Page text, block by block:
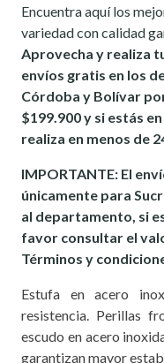
Encuentra aquí los
variedad con calidad
Aprovecha y realiza
envíos gratis en los
Córdoba y Bolívar
$199.900 y si estás
realiza en menos de
IMPORTANTE: El
únicamente para
al departamento, si
favor consultar el
Términos y
Estufa en acero
resistencia. Perillas
escudo en acero
garantizan mayor